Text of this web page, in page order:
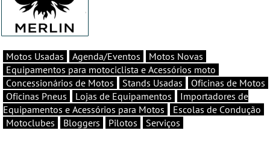
Motos Usadas Agenda/Eventos
Motos Novas
Equipamentos para motociclista e Acessórios moto
Concessionários de Motos
Stands Usadas
Oficinas de Motos
Oficinas Pneus
Lojas de Equipamentos
Importadores de
Equipamentos e Acessórios para Motos
Escolas de Condução
Motoclubes
Bloggers Pilotos Serviços